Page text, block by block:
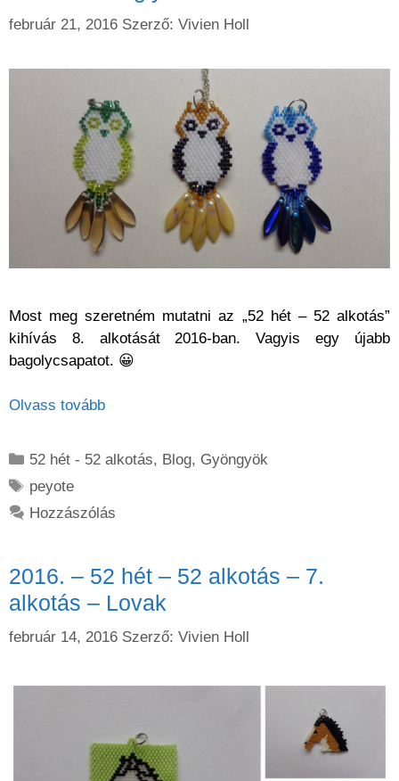
február 21, 2016 Szerző: Vivien Holl
Most meg szeretném mutatni az „52 hét – 52 alkotás”
kihívás 8. alkotását 2016-ban. Vagyis egy újabb
bagolycsapatot. 😀
Olvass tovább
Kategória
52 hét - 52 alkotás, Blog, Gyöngyök
Címkék
peyote
Hozzászólás
2016. – 52 hét – 52 alkotás – 7.
alkotás – Lovak
február 14, 2016 Szerző: Vivien Holl